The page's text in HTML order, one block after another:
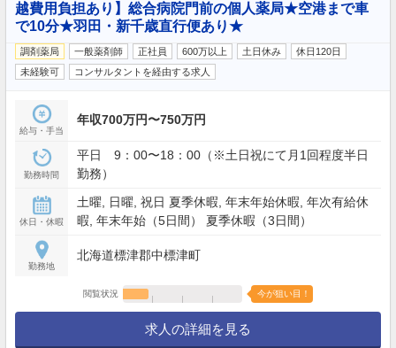
越費用負担あり】総合病院門前の個人薬局★空港まで車
で10分★羽田・新千歳直行便あり★
調剤薬局 一般薬剤師 正社員 600万以上 土日休み
休日120日
未経験可
コンサルタントを経由する求人
給与・手当
年収700万円〜750万円
勤務時間
平日 9：00〜18：00（※土日祝にて月1回程度半日
勤務）
休日・休暇
土曜, 日曜, 祝日 夏季休暇, 年末年始休暇, 年次有給休
暇, 年末年始（5日間） 夏季休暇（3日間）
勤務地
北海道標津郡中標津町
閲覧状況 今が狙い目！
求人の詳細を見る